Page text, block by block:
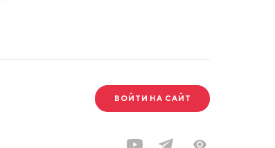
ВОЙТИ НА САЙТ